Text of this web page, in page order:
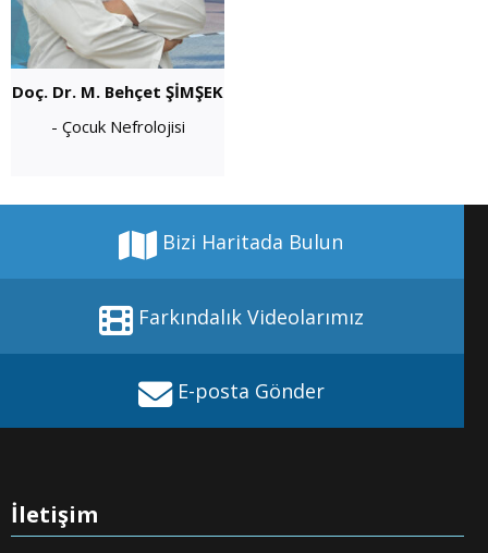
Doç. Dr. M. Behçet ŞİMŞEK
- Çocuk Nefrolojisi
Bizi Haritada Bulun
Farkındalık Videolarımız
E-posta Gönder
İletişim